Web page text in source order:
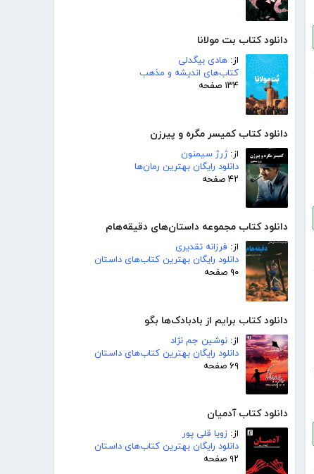
دانلود کتاب بت مولانا
از: هادی بیگدلی
کتاب‌های اندیشه و مذهب
۱۳۴ صفحه
دانلود کتاب کمیسر مگره و پیرزن
از:ژرژ سیمنون
دانلود رایگان بهترین رمان‌ها
۴۲ صفحه
دانلود کتاب مجموعه داستان‌های دقیقه‌هام
از: فرزانه تقدیری
دانلود رایگان بهترین کتاب‌های داستان
۹۰ صفحه
دانلود کتاب برایم از بادبادک‌ها بگو
از: نوشین جم نژاد
دانلود رایگان بهترین کتاب‌های داستان
۶۹ صفحه
دانلود کتاب آدمیان
از: زویا قلی پور
دانلود رایگان بهترین کتاب‌های داستان
۹۲ صفحه